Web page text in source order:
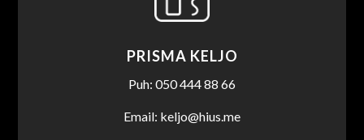
PRISMA KELJO
Puh: 050 444 88 66
Email: keljo@hius.me